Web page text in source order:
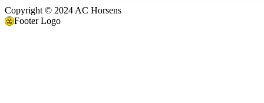
Copyright © 2024 AC Horsens
Footer Logo